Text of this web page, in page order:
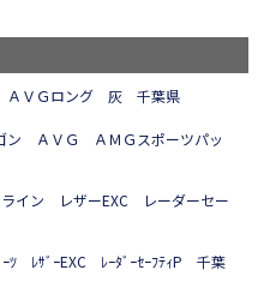
ＡＶＧロング 灰 千葉県
ン ＡＶＧ ＡＭＧスポーツパッ
イン レザーEXC レーダーセー
ﾂ ﾚｻﾞｰEXC ﾚｰﾀﾞｰｾｰﾌﾃｨP 千葉